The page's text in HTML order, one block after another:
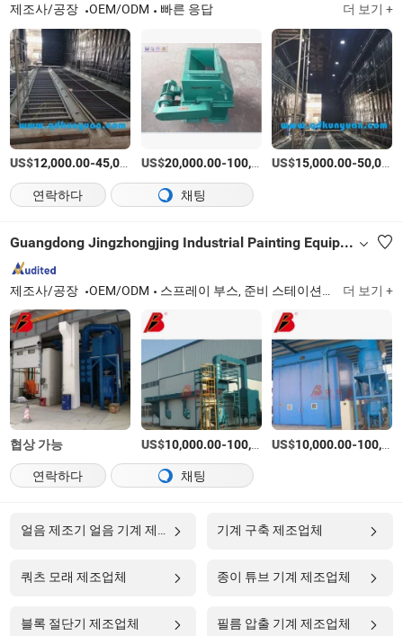
제조사/공장 OEM/ODM 빠른 응답 더 보기 +
US$12,000.00-45,000.00 /세트
US$20,000.00-100,000.00 /상품
US$15,000.00-50,000.00
연락하다 채팅
Guangdong Jingzhongjing Industrial Painting Equipments Co., Ltd.
제조사/공장 OEM/ODM 스프레이 부스, 준비 스테이션, 도장 라인, 페인트 혼합실, 샤워 테스트 부스 더 보기 +
협상 가능 US$10,000.00-100,000.00 /상품
US$10,000.00-100,000.00
연락하다 채팅
기계 구축 제조업체
쿼츠 모래 제조업체 종이 튜브 기계 제조업체
블록 절단기 제조업체 필름 압출 기계 제조업체